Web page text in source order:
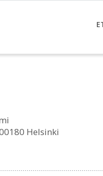
Helsinki